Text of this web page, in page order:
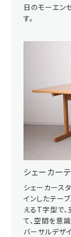
日のモーエン
す。
シェーカー
シェーカース
インしたテー
えるT字型で
て、空間を意
バーサルデザ